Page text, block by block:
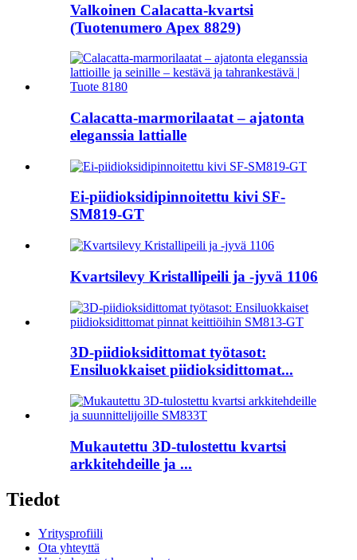
Valkoinen Calacatta-kvartsi
(Tuotenumero Apex 8829)
Calacatta-marmorilaatat – ajatonta
eleganssia lattialle
Ei-piidioksidipinnoitettu kivi SF-
SM819-GT
Kvartsilevy Kristallipeili ja -jyvä 1106
3D-piidioksidittomat työtasot:
Ensiluokkaiset piidioksidittomat...
Mukautettu 3D-tulostettu kvartsi
arkkitehdeille ja ...
Tiedot
Yritysprofiili
Ota yhteyttä